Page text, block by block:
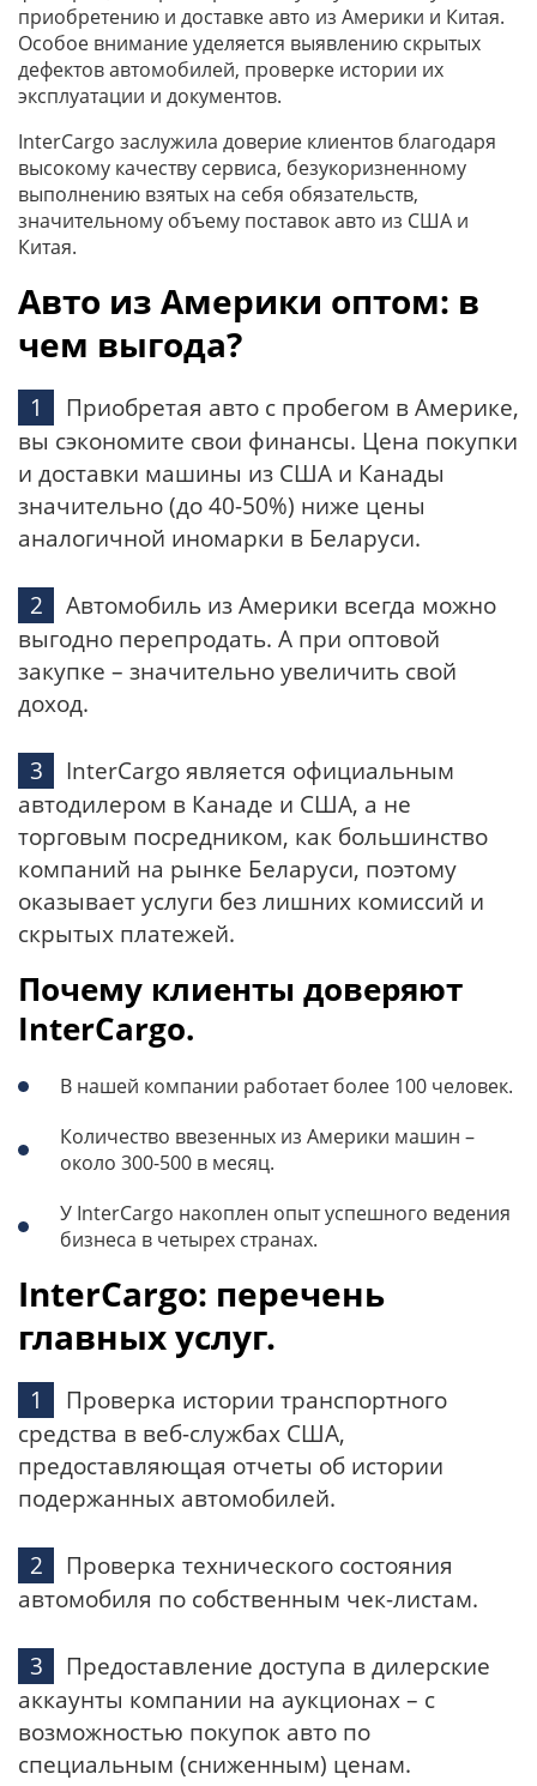
приобретению и доставке авто из Америки и Китая.
Особое внимание уделяется выявлению скрытых
дефектов автомобилей, проверке истории их
эксплуатации и документов.
InterCargo заслужила доверие клиентов благодаря
высокому качеству сервиса, безукоризненному
выполнению взятых на себя обязательств,
значительному объему поставок авто из США и
Китая.
Авто из Америки оптом: в
чем выгода?
Приобретая авто с пробегом в Америке,
вы сэкономите свои финансы. Цена покупки
и доставки машины из США и Канады
значительно (до 40-50%) ниже цены
аналогичной иномарки в Беларуси.
Автомобиль из Америки всегда можно
выгодно перепродать. А при оптовой
закупке – значительно увеличить свой
доход.
InterCargo является официальным
автодилером в Канаде и США, а не
торговым посредником, как большинство
компаний на рынке Беларуси, поэтому
оказывает услуги без лишних комиссий и
скрытых платежей.
Почему клиенты доверяют
InterCargo.
В нашей компании работает более 100 человек.
Количество ввезенных из Америки машин –
около 300-500 в месяц.
У InterCargo накоплен опыт успешного ведения
бизнеса в четырех странах.
InterCargo: перечень
главных услуг.
Проверка истории транспортного
средства в веб-службах США,
предоставляющая отчеты об истории
подержанных автомобилей.
Проверка технического состояния
автомобиля по собственным чек-листам.
Предоставление доступа в дилерские
аккаунты компании на аукционах – с
возможностью покупок авто по
специальным (сниженным) ценам.